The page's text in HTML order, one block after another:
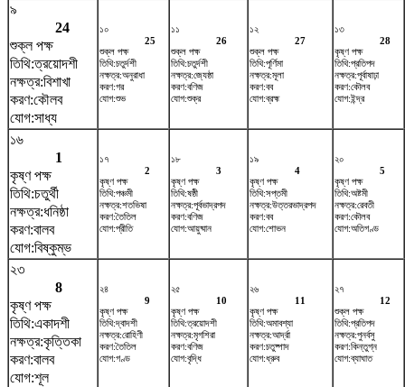
৯
24
শুক্ল পক্ষ
তিথি:ত্রয়োদশী
নক্ষত্র:বিশাখা
করণ:কৌলব
যোগ:সাধ্য
১০
25
শুক্ল পক্ষ
তিথি:চতুর্দশী
নক্ষত্র:অনুরাধা
করণ:গর
যোগ:শুভ
১১
26
শুক্ল পক্ষ
তিথি:চতুর্দশী
নক্ষত্র:জ্যেষ্ঠা
করণ:বণিজ
যোগ:শুক্র
১২
27
শুক্ল পক্ষ
তিথি:পূর্ণিমা
নক্ষত্র:মূলা
করণ:বব
যোগ:ব্রহ্ম
১৩
28
কৃষ্ণ পক্ষ
তিথি:প্রতিপদ
নক্ষত্র:পূর্বাষাঢ়া
করণ:কৌলব
যোগ:ইন্দ্র
১৬
1
কৃষ্ণ পক্ষ
তিথি:চতুর্থী
নক্ষত্র:ধনিষ্ঠা
করণ:বালব
যোগ:বিষ্কুম্ভ
১৭
2
কৃষ্ণ পক্ষ
তিথি:পঞ্চমী
নক্ষত্র:শতভিষ‌া
করণ:তৈতিল
যোগ:প্রীতি
১৮
3
কৃষ্ণ পক্ষ
তিথি:ষষ্ঠী
নক্ষত্র:পূর্বভাদ্রপদ
করণ:বণিজ
যোগ:আয়ুষ্মান
১৯
4
কৃষ্ণ পক্ষ
তিথি:সপ্তমী
নক্ষত্র:উত্তরভাদ্রপদ
করণ:বব
যোগ:শোভন
২০
5
কৃষ্ণ পক্ষ
তিথি:অষ্টমী
নক্ষত্র:রেবতী
করণ:কৌলব
যোগ:অতিগণ্ড
২৩
8
কৃষ্ণ পক্ষ
তিথি:একাদশী
নক্ষত্র:কৃত্তিকা
করণ:বালব
যোগ:শূল
২৪
9
কৃষ্ণ পক্ষ
তিথি:দ্বাদশী
নক্ষত্র:রোহিণী
করণ:তৈতিল
যোগ:গণ্ড
২৫
10
কৃষ্ণ পক্ষ
তিথি:ত্রয়োদশী
নক্ষত্র:মৃগশিরা
করণ:বণিজ
যোগ:বৃদ্ধি
২৬
11
কৃষ্ণ পক্ষ
তিথি:অমাবশ্যা
নক্ষত্র:আর্দ্রা
করণ:চতুষ্পাদ
যোগ:ধ্রুব
২৭
12
শুক্ল পক্ষ
তিথি:প্রতিপদ
নক্ষত্র:পুনর্বসু
করণ:কিন্তুগ্ন
যোগ:ব্যাঘাত